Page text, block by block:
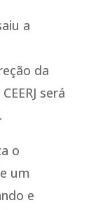
a
da
será
o
um
e